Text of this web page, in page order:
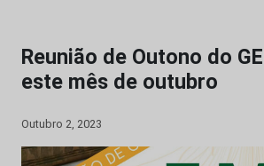
Reunião de Outono do
este mês de outubro
Outubro 2, 2023